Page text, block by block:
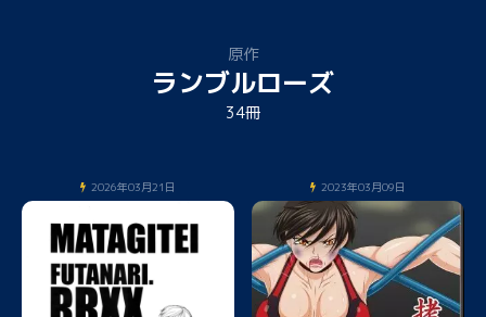
原作
ランブルローズ
34冊
2026年03月21日 2023年03月09日